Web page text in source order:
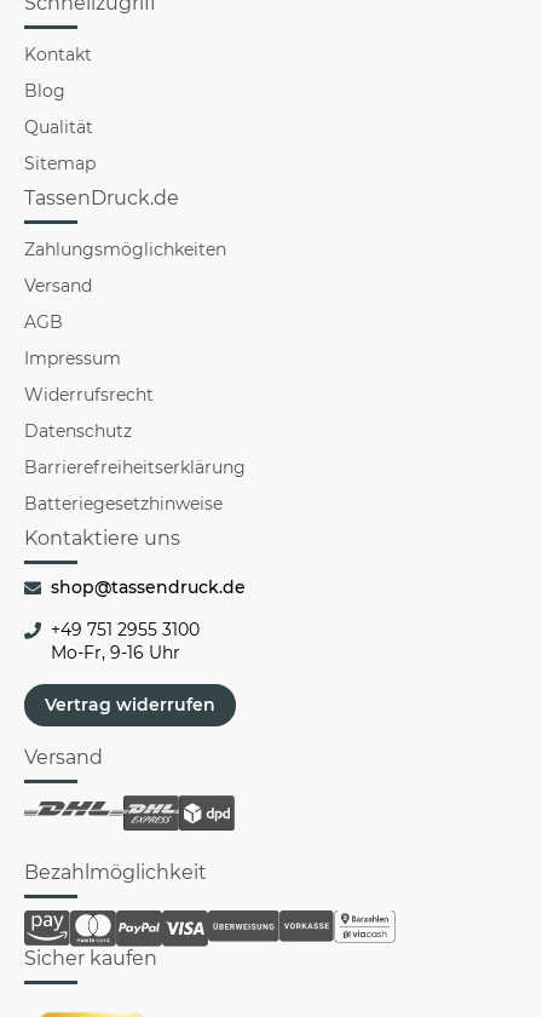
Kontakt
Blog
Qualität
Sitemap
TassenDruck.de
Zahlungsmöglichkeiten
Versand
AGB
Impressum
Widerrufsrecht
Datenschutz
Barrierefreiheitserklärung
Batteriegesetzhinweise
Kontaktiere uns
shop@tassendruck.de
+49 751 2955 3100
Mo-Fr, 9-16 Uhr
Vertrag widerrufen
Versand
Bezahlmöglichkeit
Sicher kaufen